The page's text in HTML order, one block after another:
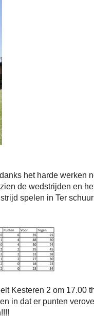
het harde werken
de wedstrijden en
spelen in Ter
Kesteren 2 om 17.00
in dat er punten